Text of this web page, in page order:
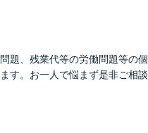
題、残業代等の労働問題等の個
す。お一人で悩まず是非ご相談